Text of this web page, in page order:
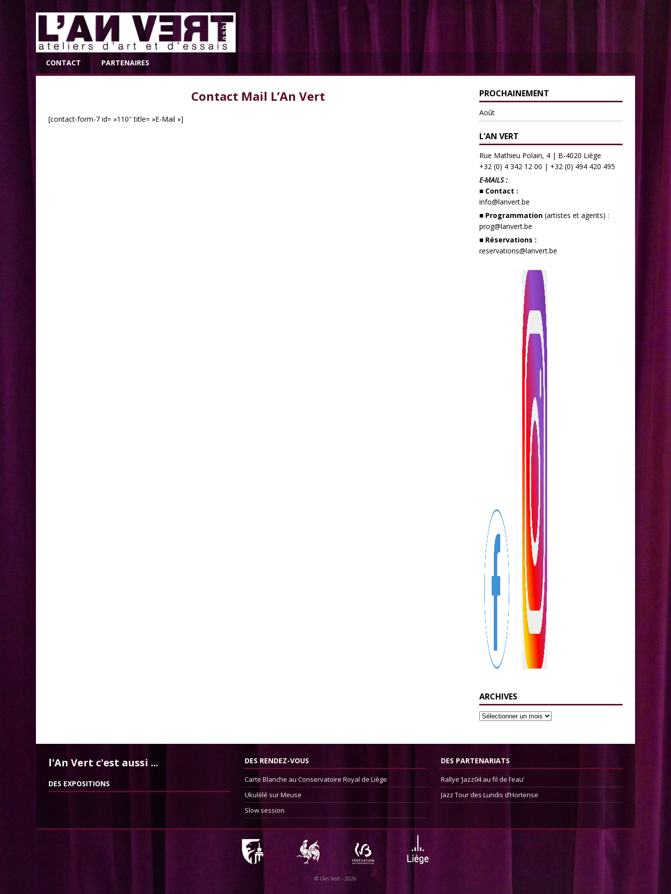
CONTACT PARTENAIRES
Contact Mail L’An Vert
[contact-form-7 id= »110″ title= »E-Mail »]
PROCHAINEMENT
Août
L’AN VERT
Rue Mathieu Polain, 4 | B-4020 Liège
+32 (0) 4 342 12 00 | +32 (0) 494 420 495
E-MAILS :
■ Contact :
info@lanvert.be
■ Programmation(artistes et agents) :
prog@lanvert.be
■ Réservations :
reservations@lanvert.be
ARCHIVES
l'An Vert c'est aussi ...
DES EXPOSITIONS
DES RENDEZ-VOUS
Carte Blanche au Conservatoire Royal de Liège
Ukulélé sur Meuse
Slow session
DES PARTENARIATS
Rallye ‘Jazz04 au fil de l’eau’
Jazz Tour des Lundis d’Hortense
© l'An Vert - 2026